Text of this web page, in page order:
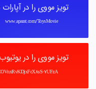
تویز مووی را در آپارات
www.aparat.com/ToysMovie
تویز مووی را در
7UFzA